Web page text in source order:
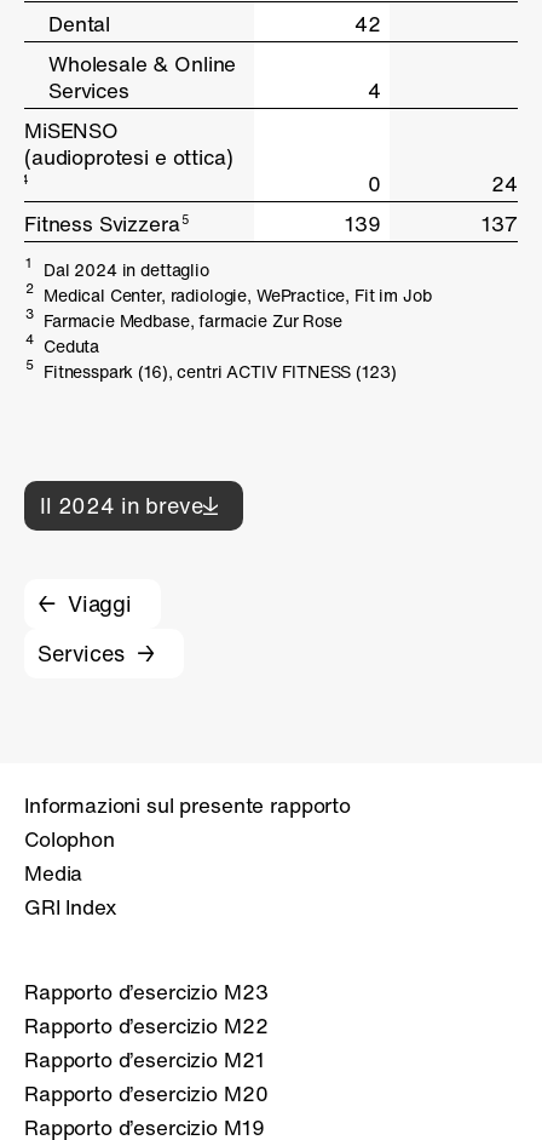
Dental
42
Wholesale & Online
Services
4
MiSENSO
(audioprotesi e ottica)
4 0
24
Fitness Svizzera5 139 137
Dental
Wholesale & Online
Services
MiSENSO
(audioprotesi e ottica)
4
Fitness Svizzera5
1 Dal 2024 in dettaglio
2 Medical Center, radiologie, WePractice, Fit im Job
3 Farmacie Medbase, farmacie Zur Rose
4 Ceduta
5 Fitnesspark (16), centri ACTIV FITNESS (123)
Il 2024 in breve
Viaggi
Services
Informazioni sul presente rapporto
Colophon
Media
GRI Index
Rapporto d’esercizio M23
Rapporto d’esercizio M22
Rapporto d’esercizio M21
Rapporto d’esercizio M20
Rapporto d’esercizio M19